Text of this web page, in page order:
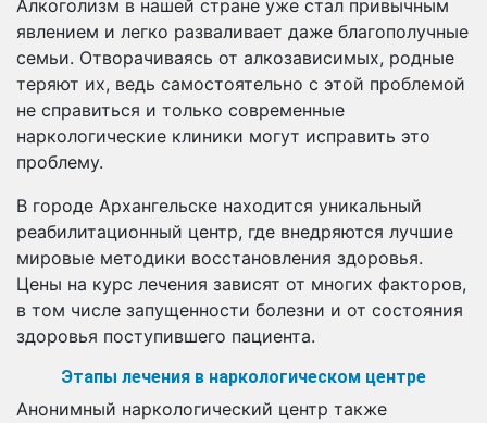
Алкоголизм в нашей стране уже стал привычным
явлением и легко разваливает даже благополучные
семьи. Отворачиваясь от алкозависимых, родные
теряют их, ведь самостоятельно с этой проблемой
не справиться и только современные
наркологические клиники могут исправить это
проблему.
В городе Архангельске находится уникальный
реабилитационный центр, где внедряются лучшие
мировые методики восстановления здоровья.
Цены на курс лечения зависят от многих факторов,
в том числе запущенности болезни и от состояния
здоровья поступившего пациента.
Этапы лечения в наркологическом центре
Анонимный наркологический центр также